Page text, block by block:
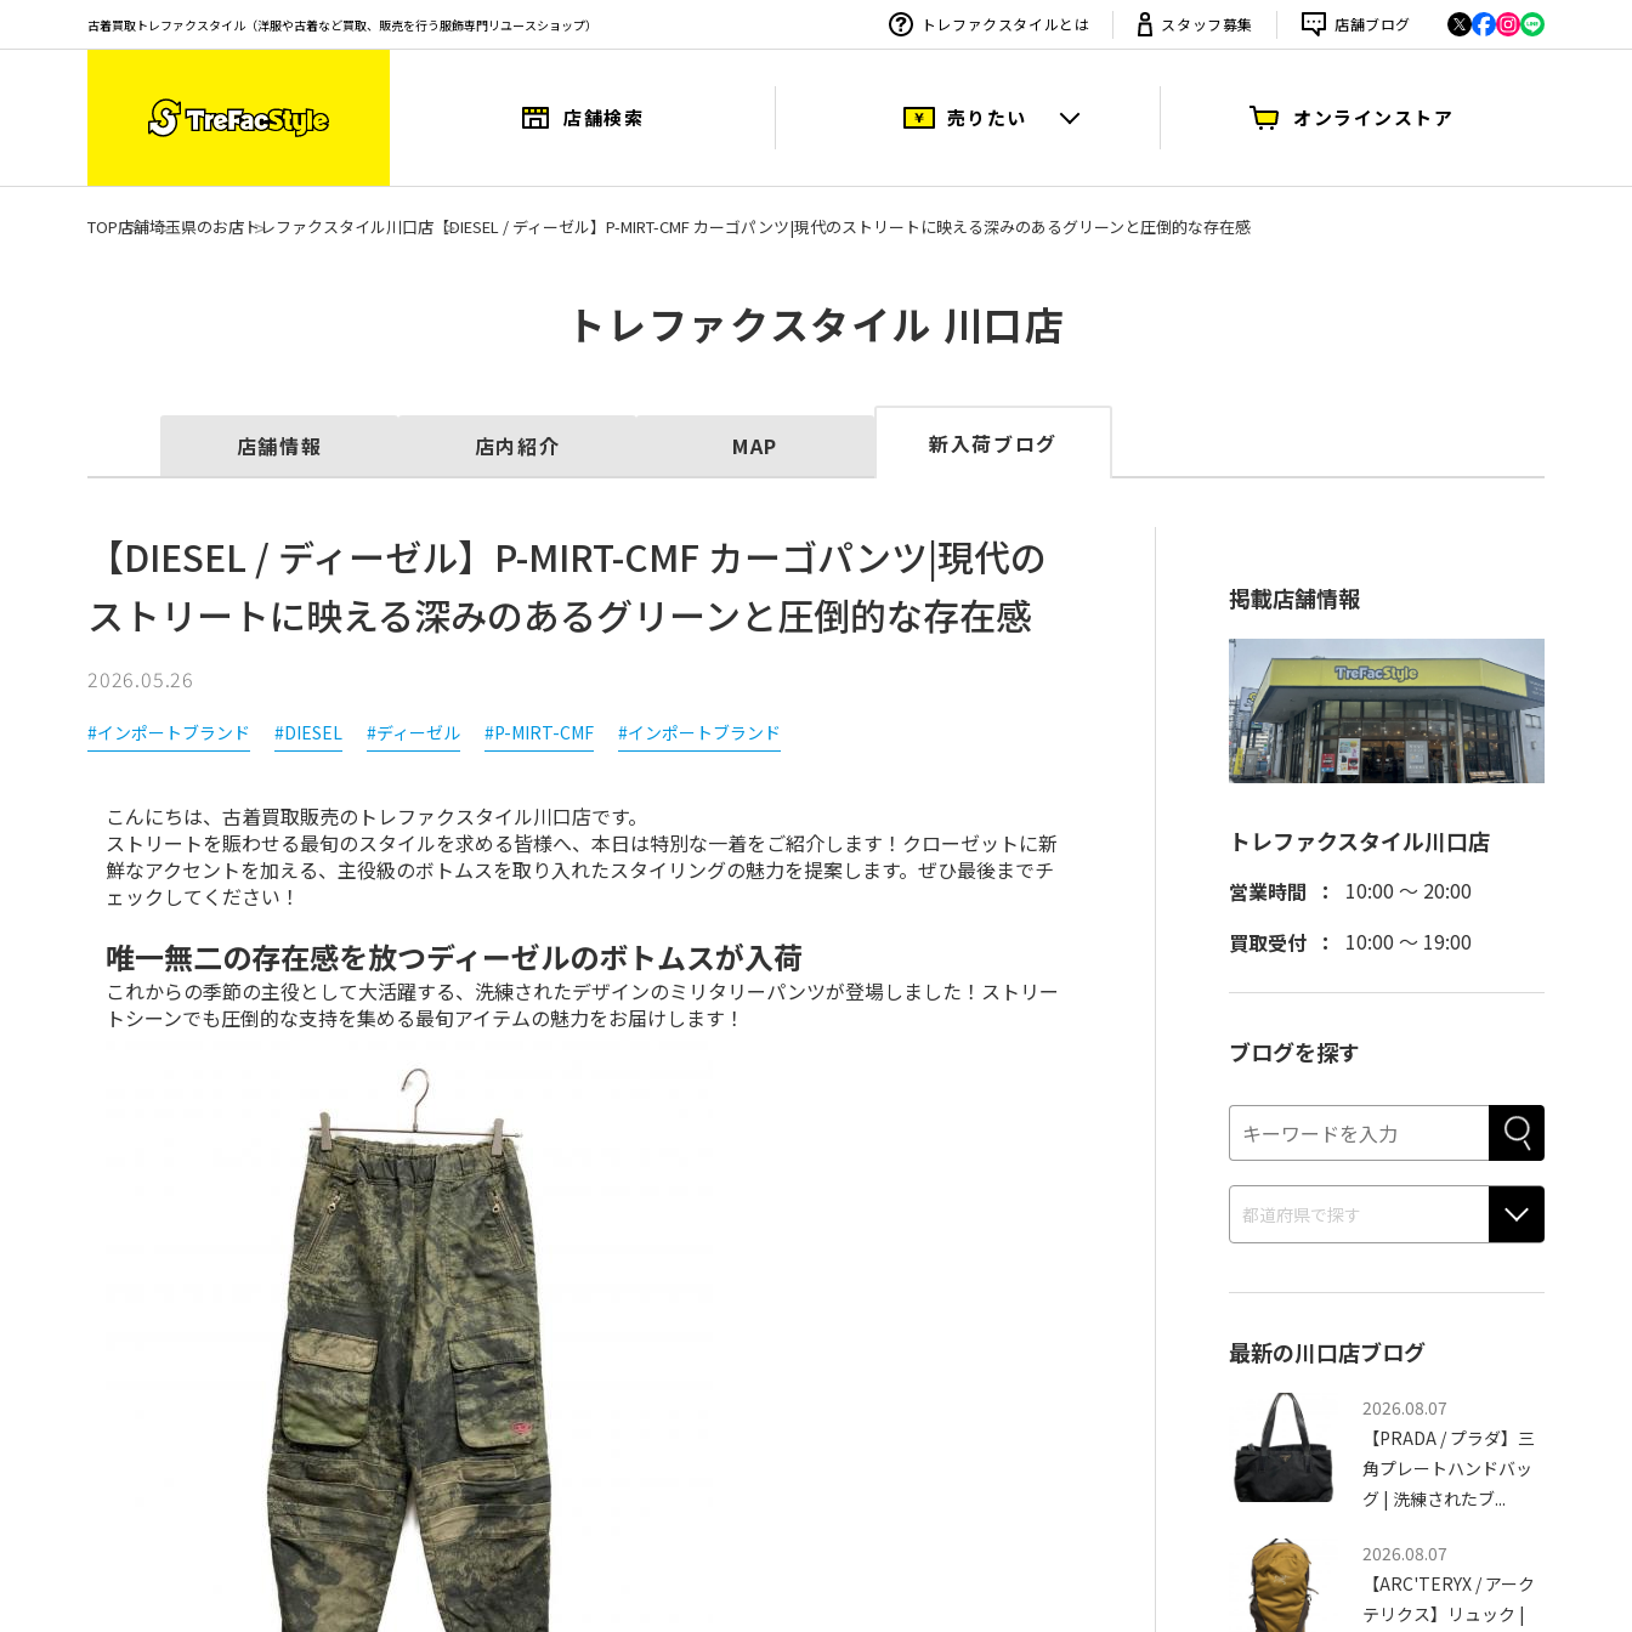
古着買取トレファクスタイル（洋服や古着など買取、販売を行う服飾専門リユースショップ） トレファクスタイルとは スタッフ募集 店舗ブログ
店舗検索 売りたい オンラインストア
TOP店舗埼玉県のお店 トレファクスタイル川口店 【DIESEL / ディーゼル】P-MIRT-CMF カーゴパンツ|現代のストリートに映える深みのあるグリーンと圧倒的な存在感
トレファクスタイル 川口店
店舗情報 店内紹介 MAP 新入荷ブログ
【DIESEL / ディーゼル】P-MIRT-CMF カーゴパンツ|現代の
ストリートに映える深みのあるグリーンと圧倒的な存在感
2026.05.26
#インポートブランド #DIESEL #ディーゼル #P-MIRT-CMF #インポートブランド
こんにちは、古着買取販売のトレファクスタイル川口店です。
ストリートを賑わせる最旬のスタイルを求める皆様へ、本日は特別な一着をご紹介します！クローゼットに新
鮮なアクセントを加える、主役級のボトムスを取り入れたスタイリングの魅力を提案します。ぜひ最後までチ
ェックしてください！
唯一無二の存在感を放つディーゼルのボトムスが入荷
これからの季節の主役として大活躍する、洗練されたデザインのミリタリーパンツが登場しました！ストリー
トシーンでも圧倒的な支持を集める最旬アイテムの魅力をお届けします！
掲載店舗情報
トレファクスタイル川口店
営業時間
10:00 ～ 20:00
買取受付
10:00 ～ 19:00
ブログを探す
最新の川口店ブログ
2026.08.07
【PRADA / プラダ】三
角プレートハンドバッ
グ | 洗練されたブ...
2026.08.07
【ARC'TERYX / アーク
テリクス】リュック |